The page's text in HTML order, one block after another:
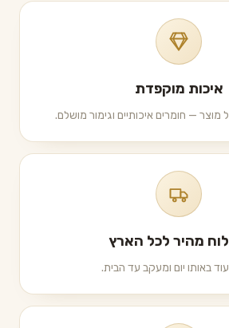
איכות מוקפדת
מוצר — חומרים איכותיים וגימור מושלם.
מהיר לכל הארץ
באותו יום ומעקב עד הבית.